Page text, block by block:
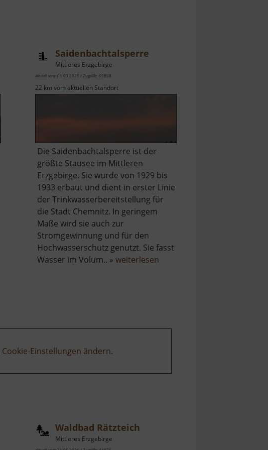
Saidenbachtalsperre
Mittleres Erzgebirge
aktuell vom 01.03.2025 / Zugriffe: 69898
22 km vom aktuellen Standort
Die Saidenbachtalsperre ist der
größte Stausee im Mittleren
Erzgebirge. Sie wurde von 1929 bis
1933 erbaut und dient in erster Linie
der Trinkwasserbereitstellung für
die Stadt Chemnitz. In geringem
Maße wird sie auch zur
Stromgewinnung und für den
Hochwasserschutz genutzt. Sie fasst
Wasser im Volum.. » weiterlesenüber
Cookie-Einstellungen ändern.
Waldbad Rätzteich
Mittleres Erzgebirge